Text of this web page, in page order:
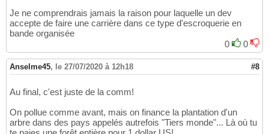
Je ne comprendrais jamais la raison pour laquelle un dev
accepte de faire une carrière dans ce type d'escroquerie en
bande organisée
0
0
Anselme45, le 27/07/2020 à 12h18 #8
Au final, c'est juste de la comm!
On pollue comme avant, mais on finance la plantation d'un
arbre dans des pays appelés autrefois "Tiers monde"... Là où tu